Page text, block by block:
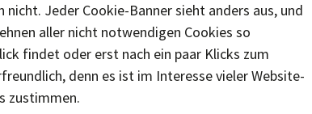
Jeder Cookie-Banner sieht anders aus, und
aller nicht notwendigen Cookies so
findet oder erst nach ein paar Klicks zum
denn es ist im Interesse vieler Website-
zustimmen.